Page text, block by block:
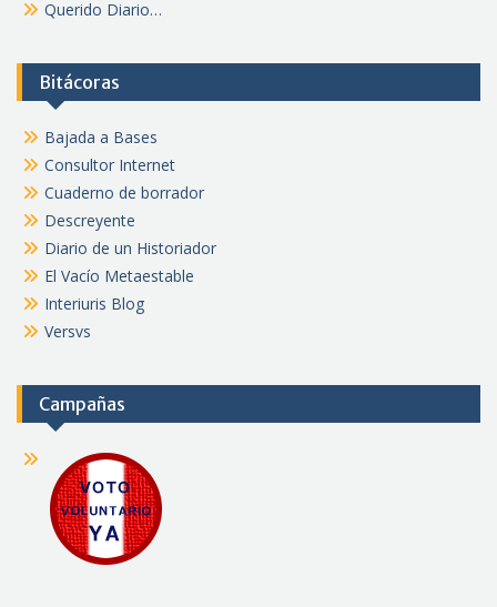
Querido Diario…
Bitácoras
Bajada a Bases
Consultor Internet
Cuaderno de borrador
Descreyente
Diario de un Historiador
El Vacío Metaestable
Interiuris Blog
Versvs
Campañas